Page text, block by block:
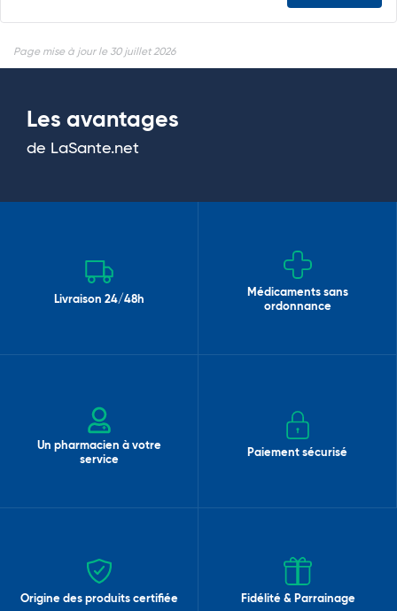
Page mise à jour le 30 juillet 2026
Les avantages
de LaSante.net
Livraison 24/48h
Médicaments sans
ordonnance
Un pharmacien à votre
service
Paiement sécurisé
Origine des produits certifiée Fidélité & Parrainage